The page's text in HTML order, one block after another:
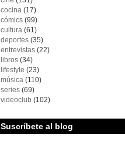
cocina(17)
cómics(99)
cultura(61)
deportes(35)
entrevistas(22)
libros(34)
lifestyle (23)
música(110)
series(69)
videoclub (102)
Suscríbete al blog